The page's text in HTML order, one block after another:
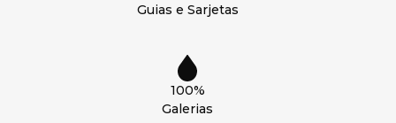
Guias e Sarjetas
100%
Galerias